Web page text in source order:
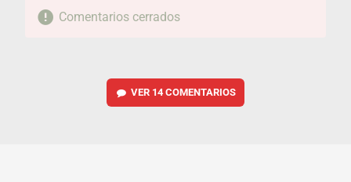
Comentarios cerrados
VER 14 COMENTARIOS